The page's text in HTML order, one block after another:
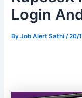
Login
ByJob Alert Sathi /20/